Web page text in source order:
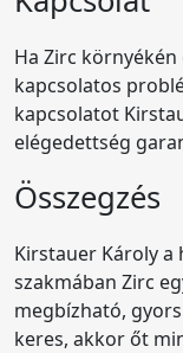
Ha Zirc
kapcsolatos
kapcsolatot
elégedettség
Összegzés
Kirstauer Károly a
szakmában Zirc
megbízható,
keres, akkor őt